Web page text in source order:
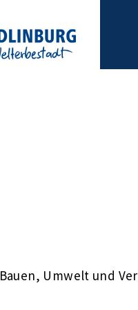
Bauen, Umwelt und